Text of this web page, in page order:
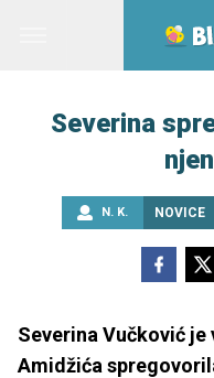
Severina
N. K. NOVICE
Severina Vučković
Amidžića